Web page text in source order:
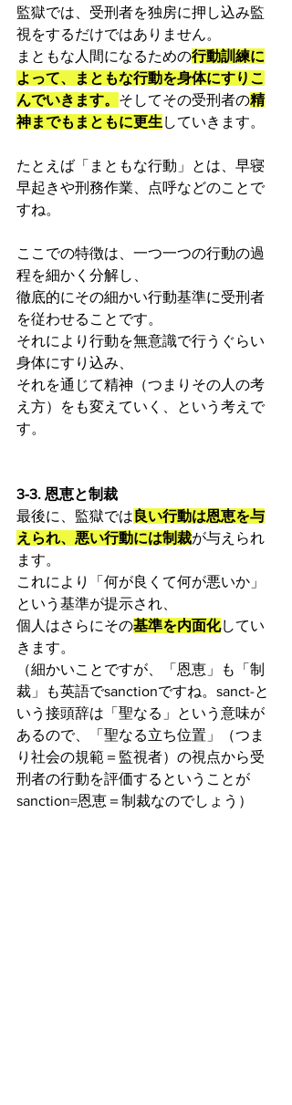
監獄では、受刑者を独房に押し込み監
視をするだけではありません。
まともな人間になるための行動訓練に
よって、まともな行動を身体にすりこ
んでいきます。 そしてその受刑者の精
神までもまともに更生 していきます。
たとえば「まともな行動」とは、早寝
早起きや刑務作業、点呼などのことで
すね。
ここでの特徴は、一つ一つの行動の過
程を細かく分解し、
徹底的にその細かい行動基準に受刑者
を従わせることです。
それにより行動を無意識で行うぐらい
身体にすり込み、
それを通じて精神（つまりその人の考
え方）をも変えていく、という考えで
す。
3-3. 恩恵と制裁
最後に、監獄では 良い行動は恩恵を与
えられ、悪い行動には制裁が与えられ
ます。
これにより「何が良くて何が悪いか」
という基準が提示され、
個人はさらにその基準を内面化してい
きます。
（細かいことですが、「恩恵」も「制
裁」も英語でsanctionですね。sanct-と
いう接頭辞は「聖なる」という意味が
あるので、「聖なる立ち位置」（つま
り社会の規範＝監視者）の視点から受
刑者の行動を評価するということが
sanction=恩恵＝制裁なのでしょう）